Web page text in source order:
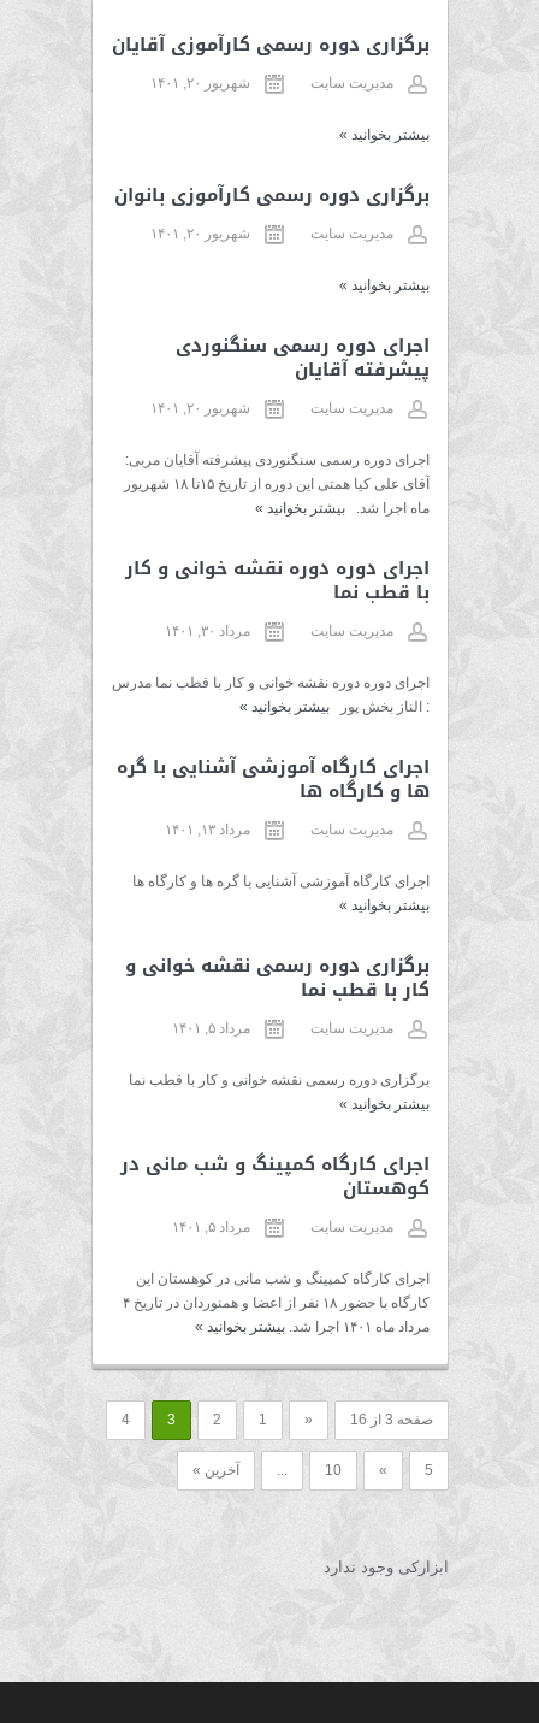
برگزاری دوره رسمی کارآموزی آقایان
مدیریت سایت شهریور ۲۰, ۱۴۰۱
بیشتر بخوانید »
برگزاری دوره رسمی کارآموزی بانوان
مدیریت سایت شهریور ۲۰, ۱۴۰۱
بیشتر بخوانید »
اجرای دوره رسمی سنگنوردی
پیشرفته آقایان
مدیریت سایت شهریور ۲۰, ۱۴۰۱
اجرای دوره رسمی سنگنوردی پیشرفته آقایان مربی:
آقای علی کیا همتی این دوره از تاریخ ۱۵تا ۱۸ شهریور
ماه اجرا شد.بیشتر بخوانید »
اجرای دوره دوره نقشه خوانی و کار
با قطب نما
مدیریت سایت مرداد ۳۰, ۱۴۰۱
اجرای دوره دوره نقشه خوانی و کار با قطب نما مدرس
: الناز بخش پوربیشتر بخوانید »
اجرای کارگاه آموزشی آشنایی با گره
ها و کارگاه ها
مدیریت سایت مرداد ۱۳, ۱۴۰۱
اجرای کارگاه آموزشی آشنایی با گره ها و کارگاه ها
بیشتر بخوانید »
برگزاری دوره رسمی نقشه خوانی و
کار با قطب نما
مدیریت سایت مرداد ۵, ۱۴۰۱
برگزاری دوره رسمی نقشه خوانی و کار با قطب نما
بیشتر بخوانید »
اجرای کارگاه کمپینگ و شب مانی در
کوهستان
مدیریت سایت مرداد ۵, ۱۴۰۱
اجرای کارگاه کمپینگ و شب مانی در کوهستان این
کارگاه با حضور ۱۸ نفر از اعضا و همنوردان در تاریخ ۴
مرداد ماه ۱۴۰۱ اجرا شد.
بیشتر بخوانید »
صفحه 3 از 16 «
1
2
3
4
5
»
10 آخرین »
ابزارکی وجود ندارد